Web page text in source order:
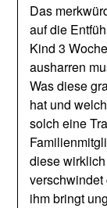
Das
auf die
Kind 3
ausharren
Was diese
hat und
solch eine
diese
ihm bringt